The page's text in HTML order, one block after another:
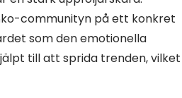
communityn på ett konkret
som den emotionella
till att sprida trenden, vilket